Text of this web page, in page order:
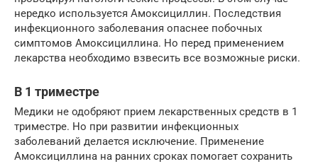
нередко используется Амоксициллин. Последствия
инфекционного заболевания опаснее побочных
симптомов Амоксициллина. Но перед применением
лекарства необходимо взвесить все возможные риски.
В 1 триместре
Медики не одобряют прием лекарственных средств в 1
триместре. Но при развитии инфекционных
заболеваний делается исключение. Применение
Амоксициллина на ранних сроках помогает сохранить